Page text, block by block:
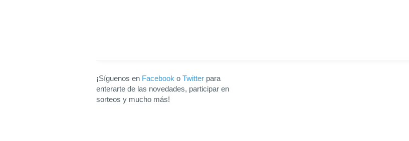
¡Síguenos en Facebook o Twitter para
enterarte de las novedades, participar en
sorteos y mucho más!